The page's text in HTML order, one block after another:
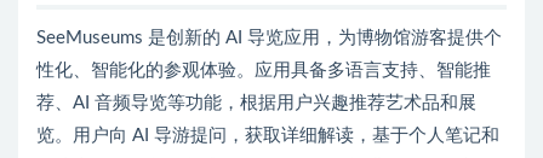
SeeMuseums 是创新的 AI 导览应用，为博物馆游客提供个
性化、智能化的参观体验。应用具备多语言支持、智能推
荐、AI 音频导览等功能，根据用户兴趣推荐艺术品和展
览。用户向 AI 导游提问，获取详细解读，基于个人笔记和